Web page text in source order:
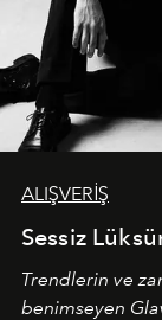
ALIŞVERİŞ
Sessiz
Trendlerin ve
benimseyen